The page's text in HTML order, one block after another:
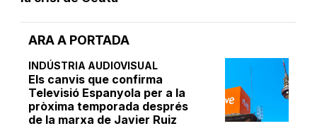
ARA A PORTADA
INDÚSTRIA AUDIOVISUAL
Els canvis que confirma
Televisió Espanyola per a la
pròxima temporada després
de la marxa de Javier Ruiz